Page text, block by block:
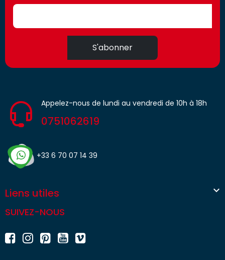
S'abonner
Appelez-nous de lundi au vendredi de 10h à 18h
0751062619
+33 6 70 07 14 39
Liens utiles 
SUIVEZ-NOUS